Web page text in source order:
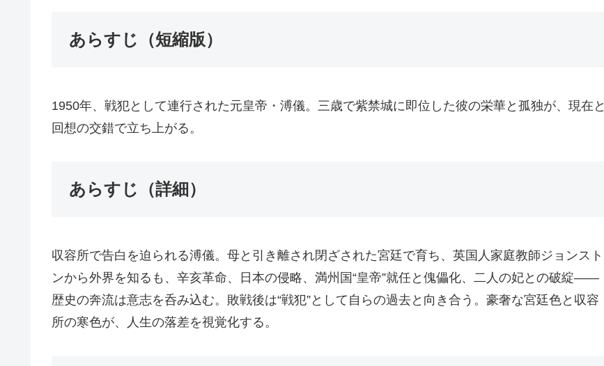
あらすじ（短縮版）
1950年、戦犯として連行された元皇帝・溥儀。三歳で紫禁城に即位した彼の栄華と孤独が、現在と
回想の交錯で立ち上がる。
あらすじ（詳細）
収容所で告白を迫られる溥儀。母と引き離され閉ざされた宮廷で育ち、英国人家庭教師ジョンスト
ンから外界を知るも、辛亥革命、日本の侵略、満州国“皇帝”就任と傀儡化、二人の妃との破綻――
歴史の奔流は意志を呑み込む。敗戦後は“戦犯”として自らの過去と向き合う。豪奢な宮廷色と収容
所の寒色が、人生の落差を視覚化する。